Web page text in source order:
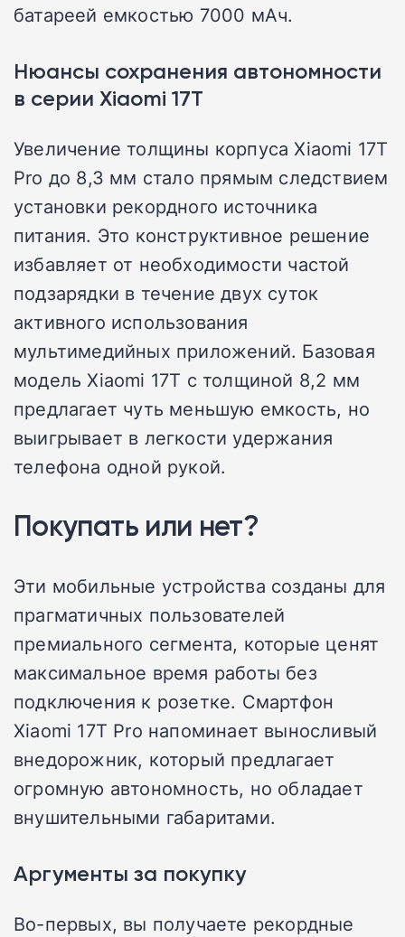
батареей емкостью 7000 мАч.
Нюансы сохранения автономности
в серии Xiaomi 17T
Увеличение толщины корпуса Xiaomi 17T
Pro до 8,3 мм стало прямым следствием
установки рекордного источника
питания. Это конструктивное решение
избавляет от необходимости частой
подзарядки в течение двух суток
активного использования
мультимедийных приложений. Базовая
модель Xiaomi 17T с толщиной 8,2 мм
предлагает чуть меньшую емкость, но
выигрывает в легкости удержания
телефона одной рукой.
Покупать или нет?
Эти мобильные устройства созданы для
прагматичных пользователей
премиального сегмента, которые ценят
максимальное время работы без
подключения к розетке. Смартфон
Xiaomi 17T Pro напоминает выносливый
внедорожник, который предлагает
огромную автономность, но обладает
внушительными габаритами.
Аргументы за покупку
Во-первых, вы получаете рекордные